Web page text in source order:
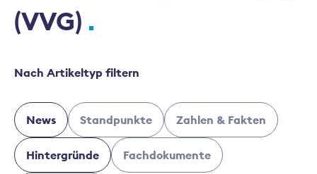
(VVG)
Nach Artikeltyp filtern
News Standpunkte Zahlen & Fakten
Hintergründe Fachdokumente